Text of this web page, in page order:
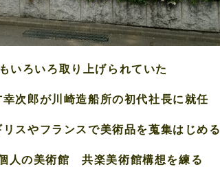
いろいろ取り上げられていた
幸次郎が川崎造船所の初代社長に就任
リスやフランスで美術品を蒐集はじめる
人の美術館 共楽美術館構想を練る